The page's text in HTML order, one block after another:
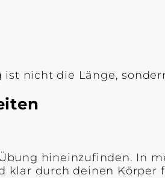
nicht die Länge,
hineinzufinden. In
klar durch deinen Körper